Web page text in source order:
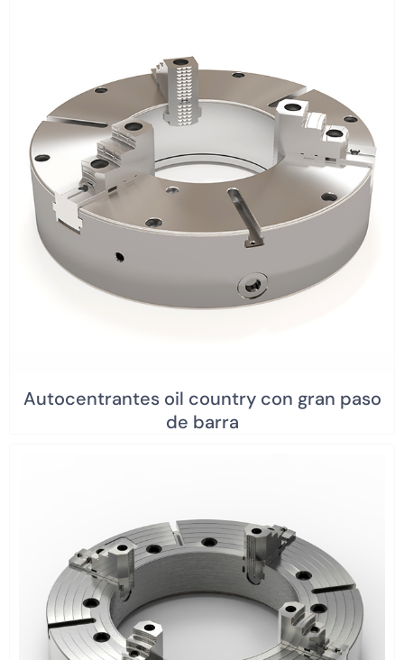
Autocentrantes oil country con gran paso
de barra